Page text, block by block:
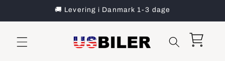
🚚 Levering i Danmark 1-3 dage
Indkøbskurv